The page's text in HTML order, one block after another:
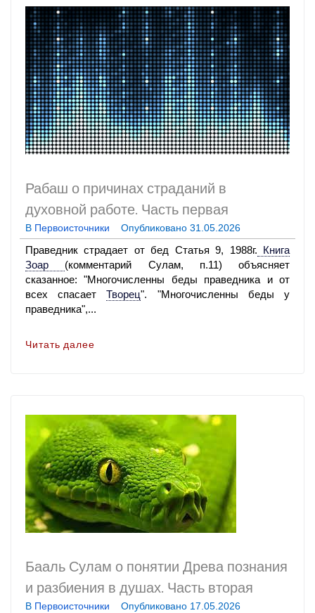
Рабаш о причинах страданий в
духовной работе. Часть первая
В Первоисточники Опубликовано 31.05.2026
Праведник страдает от бед Статья 9, 1988г. Книга
Зоар (комментарий Сулам, п.11) объясняет
сказанное: "Многочисленны беды праведника и от
всех спасает
Творец". "Многочисленны беды у
праведника",...
Читать далее
Бааль Сулам о понятии Древа познания
и разбиения в душах. Часть вторая
В Первоисточники Опубликовано 17.05.2026